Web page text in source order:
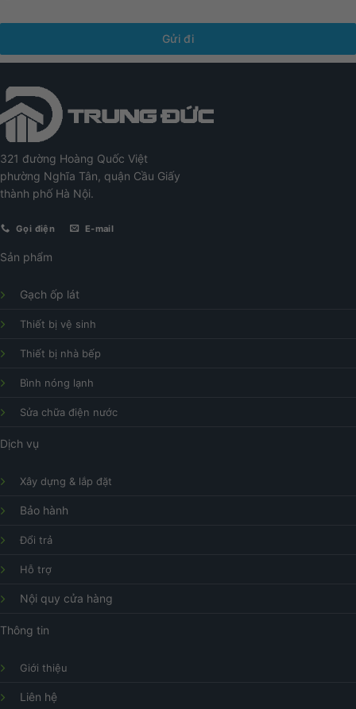
Gửi đi
321 đường Hoàng Quốc Việt
phường Nghĩa Tân, quận Cầu Giấy
thành phố Hà Nội.
Gọi điện E-mail
Sản phẩm
Gạch ốp lát
Thiết bị vệ sinh
Thiết bị nhà bếp
Bình nóng lạnh
Sửa chữa điện nước
Dịch vụ
Xây dựng & lắp đặt
Bảo hành
Đổi trả
Hỗ trợ
Nội quy cửa hàng
Thông tin
Giới thiệu
Liên hệ